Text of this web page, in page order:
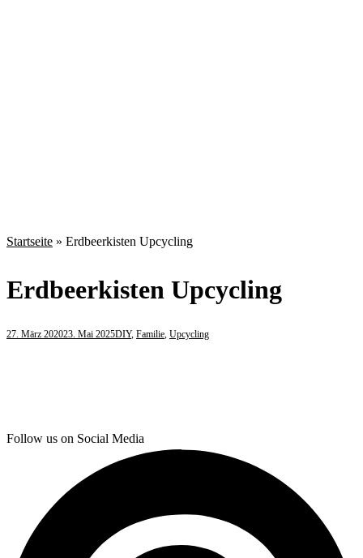
Startseite » Erdbeerkisten Upcycling
Erdbeerkisten Upcycling
27. März 202023. Mai 2025DIY, Familie, Upcycling
Follow us on Social Media